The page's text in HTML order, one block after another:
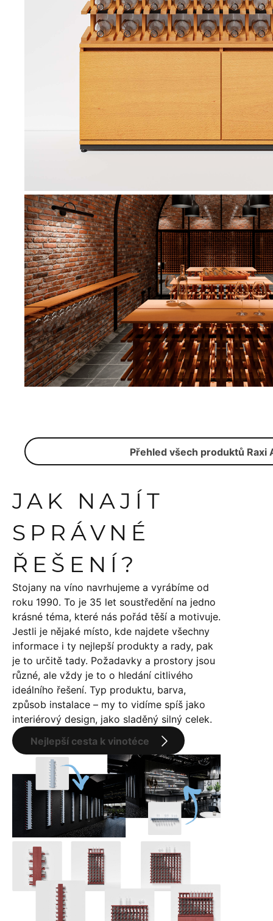
Přehled všech produktů Raxi
JAK NAJÍT
SPRÁVNÉ
ŘEŠENÍ?
Stojany na víno navrhujeme a vyrábíme od
roku 1990. To je 35 let soustředění na jedno
krásné téma, které nás pořád těší a motivuje.
Jestli je nějaké místo, kde najdete všechny
informace i ty nejlepší produkty a rady, pak
je to určitě tady. Požadavky a prostory jsou
různé, ale vždy je to o hledání citlivého
ideálního řešení. Typ produktu, barva,
způsob instalace – my to vidíme spíš jako
interiérový design, jako sladěný silný celek.
Nejlepší cesta k vinotéce